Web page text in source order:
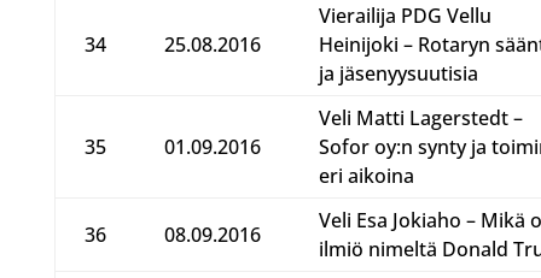
34 25.08.2016
Vierailija PDG Vellu
Heinijoki – Rotaryn
ja jäsenyysuutisia
35 01.09.2016
Veli Matti Lagerstedt –
Sofor oy:n synty ja
eri aikoina
36 08.09.2016
Veli Esa Jokiaho – Mikä
ilmiö nimeltä Donald